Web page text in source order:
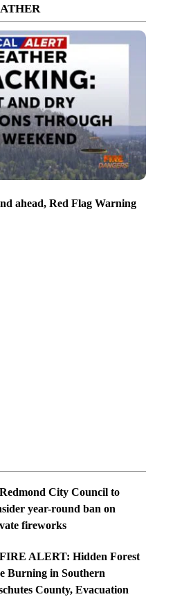
ahead, Red Flag Warning
Redmond City Council to
year-round ban on
fireworks
FIRE ALERT: Hidden Forest
Burning in Southern
County, Evacuation